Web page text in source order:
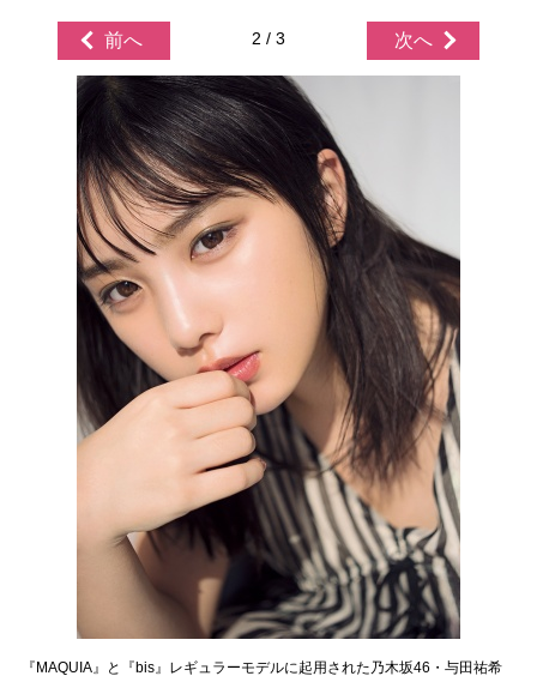
前へ 2 / 3 次へ
『MAQUIA』と『bis』レギュラーモデルに起用された乃木坂46・与田祐希